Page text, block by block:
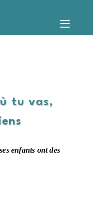
tu vas,
enfants ont des